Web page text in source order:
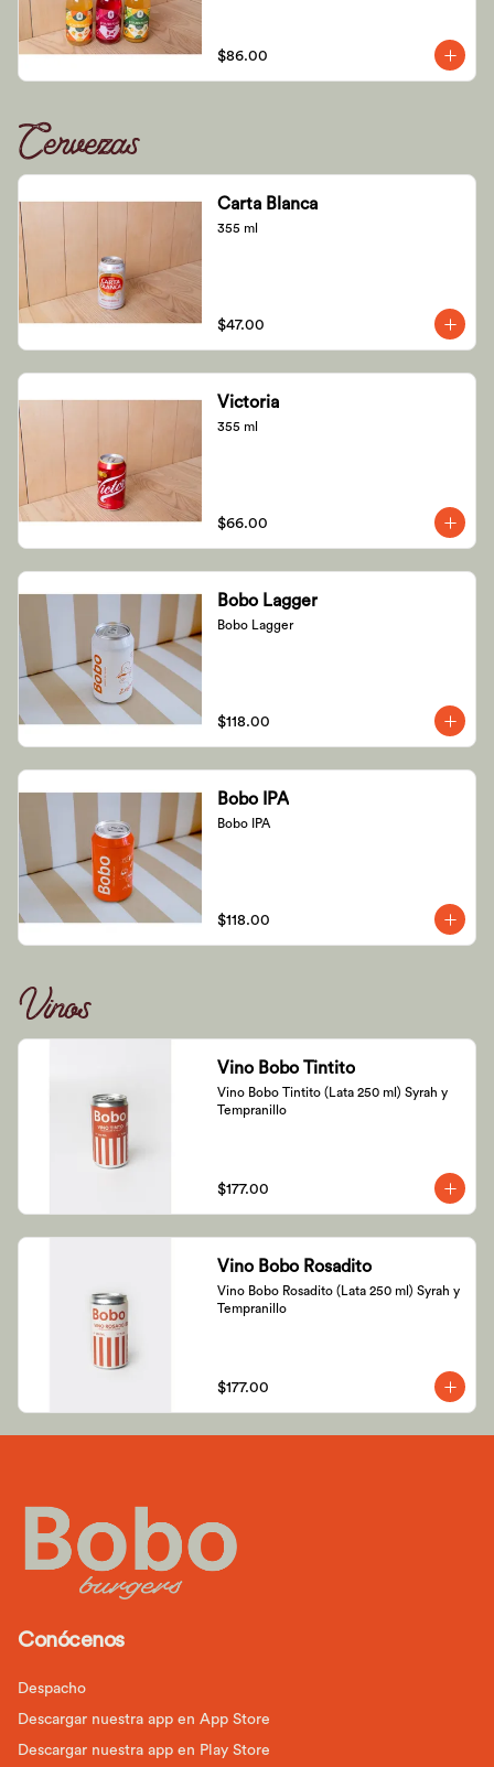
$86.00
Cervezas
Carta Blanca
355 ml
$47.00
Victoria
355 ml
$66.00
Bobo Lagger
Bobo Lagger
$118.00
Bobo IPA
Bobo IPA
$118.00
Vinos
Vino Bobo Tintito
Vino Bobo Tintito (Lata 250 ml) Syrah y
Tempranillo
$177.00
Vino Bobo Rosadito
Vino Bobo Rosadito (Lata 250 ml) Syrah y
Tempranillo
$177.00
Conócenos
Despacho
Descargar nuestra app en App Store
Descargar nuestra app en Play Store